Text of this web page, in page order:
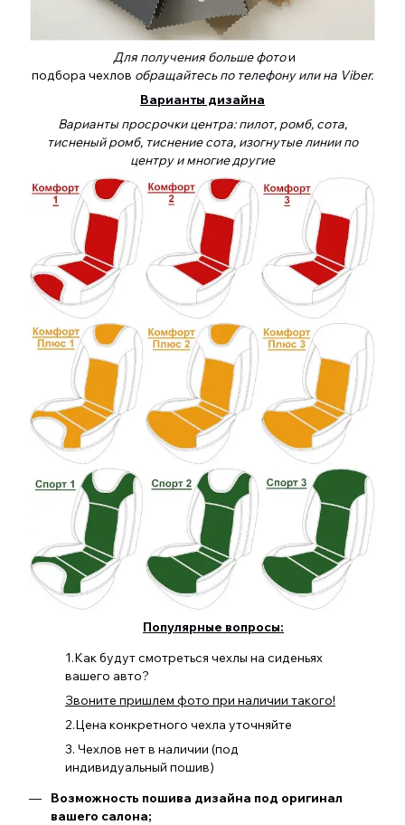
Для получения больше фотои
подбора чехлов обращайтесь по телефону или на Viber.
Варианты дизайна
Варианты просрочки центра: пилот, ромб, сота,
тисненый ромб, тиснение сота, изогнутые линии по
центру и многие другие
Популярные вопросы:
1.Как будут смотреться чехлы на сиденьях
вашего авто?
Звоните пришлем фото при наличии такого!
2.Цена конкретного чехла уточняйте
3. Чехлов нет в наличии (под
индивидуальный пошив)
Возможность пошива дизайна под оригинал
вашего салона;